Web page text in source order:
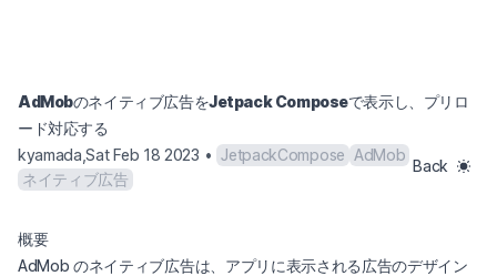
AdMobのネイティブ広告をJetpack Composeで表示し、プリロ
ード対応する
kyamada ,Sat Feb 18 2023 • JetpackCompose AdMob
ネイティブ広告
Back
概要
AdMob のネイティブ広告(opens in a new tab)
は、アプリに表示される広告のデザイン